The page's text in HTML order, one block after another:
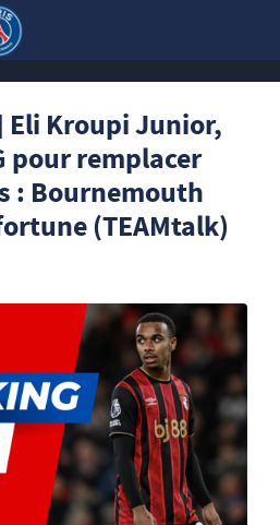
Eli Kroupi Junior,
pour remplacer
: Bournemouth
(TEAMtalk)